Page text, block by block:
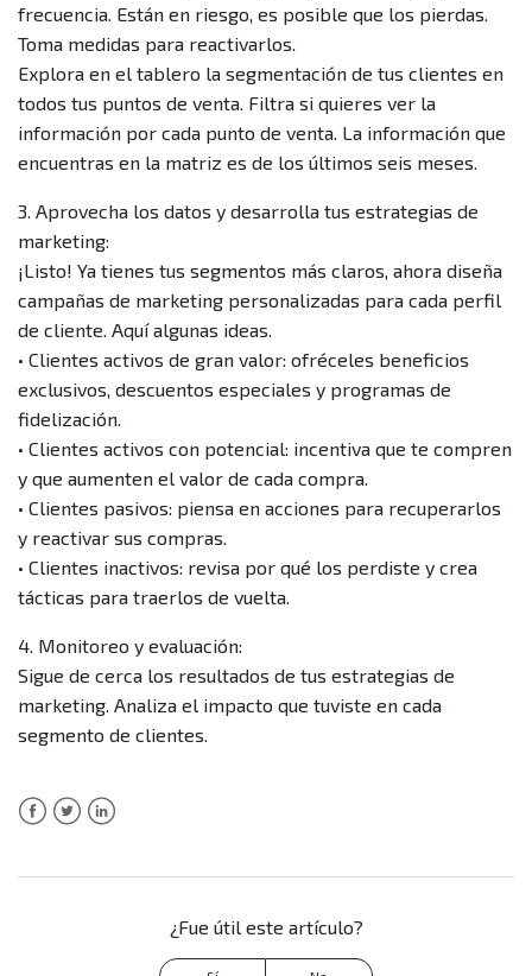
frecuencia. Están en riesgo, es posible que los pierdas.
Toma medidas para reactivarlos.
Explora en el tablero la segmentación de tus clientes en
todos tus puntos de venta. Filtra si quieres ver la
información por cada punto de venta. La información que
encuentras en la matriz es de los últimos seis meses.
3. Aprovecha los datos y desarrolla tus estrategias de
marketing:
¡Listo! Ya tienes tus segmentos más claros, ahora diseña
campañas de marketing personalizadas para cada perfil
de cliente. Aquí algunas ideas.
• Clientes activos de gran valor: ofréceles beneficios
exclusivos, descuentos especiales y programas de
fidelización.
• Clientes activos con potencial: incentiva que te compren
y que aumenten el valor de cada compra.
• Clientes pasivos: piensa en acciones para recuperarlos
y reactivar sus compras.
• Clientes inactivos: revisa por qué los perdiste y crea
tácticas para traerlos de vuelta.
4. Monitoreo y evaluación:
Sigue de cerca los resultados de tus estrategias de
marketing. Analiza el impacto que tuviste en cada
segmento de clientes.
¿Fue útil este artículo?